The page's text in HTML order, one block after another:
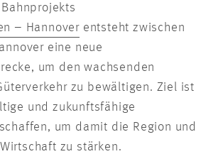
Bahnprojekts
– Hannover entsteht zwischen
eine neue
um den wachsenden
zu bewältigen. Ziel ist
und zukunftsfähige
um damit die Region und
zu stärken.